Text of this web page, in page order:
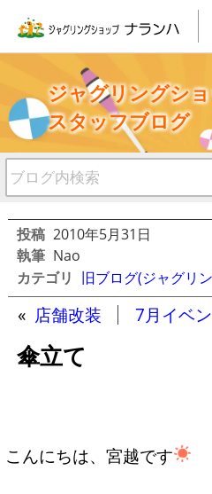
ジャグリングシ
スタッフブログ
投稿 2010年5月31日
執筆 Nao
カテゴリ 旧ブログ(ジャグリ
« 店舗改装 7月イベ
傘立て
こんにちは、宮越です